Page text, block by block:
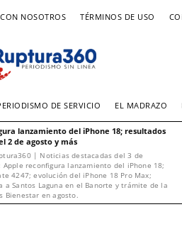
NOSOTROS TÉRMINOS DE USO
DE SERVICIO EL MADRAZO
lanzamiento del iPhone 18; resultados
2 de agosto y más
| Noticias destacadas del 3 de
Apple reconfigura lanzamiento del iPhone 18;
4247; evolución del iPhone 18 Pro Max;
a Santos Laguna en el Banorte y trámite de la
Bienestar en agosto.